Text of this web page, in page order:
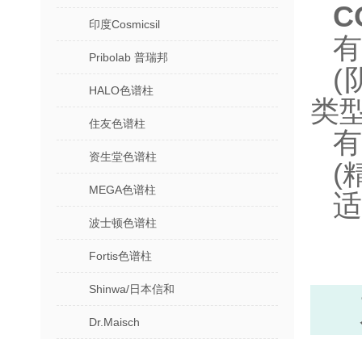
印度Cosmicsil
Pribolab 普瑞邦
HALO色谱柱
住友色谱柱
资生堂色谱柱
MEGA色谱柱
波士顿色谱柱
Fortis色谱柱
Shinwa/日本信和
Dr.Maisch
(
类
(